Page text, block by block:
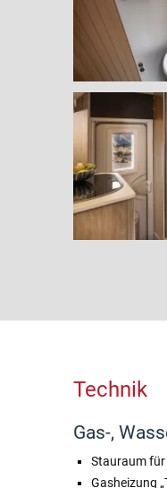
Technik
Gas-,
Stauraum für
Gasheizung